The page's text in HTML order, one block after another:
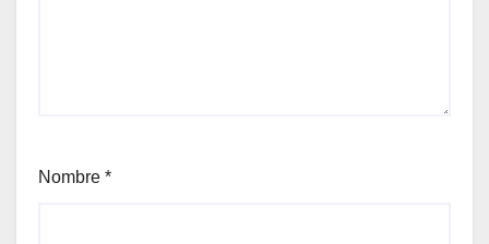
Nombre *